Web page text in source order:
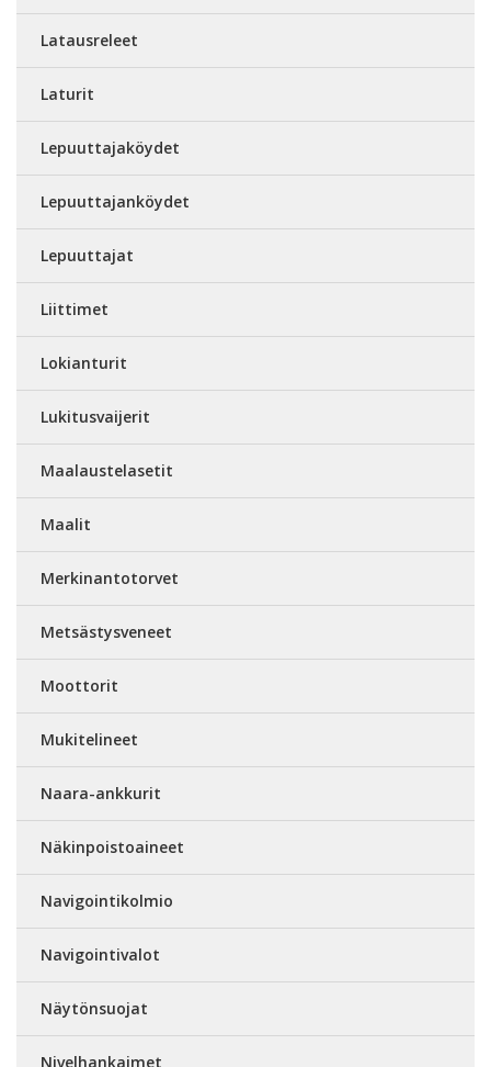
Latausreleet
Laturit
Lepuuttajaköydet
Lepuuttajanköydet
Lepuuttajat
Liittimet
Lokianturit
Lukitusvaijerit
Maalaustelasetit
Maalit
Merkinantotorvet
Metsästysveneet
Moottorit
Mukitelineet
Naara-ankkurit
Näkinpoistoaineet
Navigointikolmio
Navigointivalot
Näytönsuojat
Nivelhankaimet